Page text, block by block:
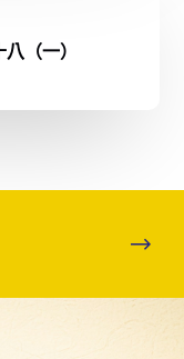
（一）